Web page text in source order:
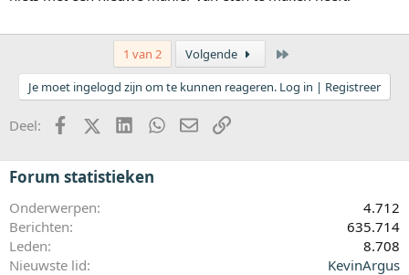
1 van 2 Volgende
Je moet ingelogd zijn om te kunnen reageren. Log in | Registreer
Deel: FacebookX (Twitter)LinkedInWhatsApp
E-mailkoppeling
Forum statistieken
Onderwerpen
4.712
Berichten
635.714
Leden
8.708
Nieuwste lid
KevinArgus